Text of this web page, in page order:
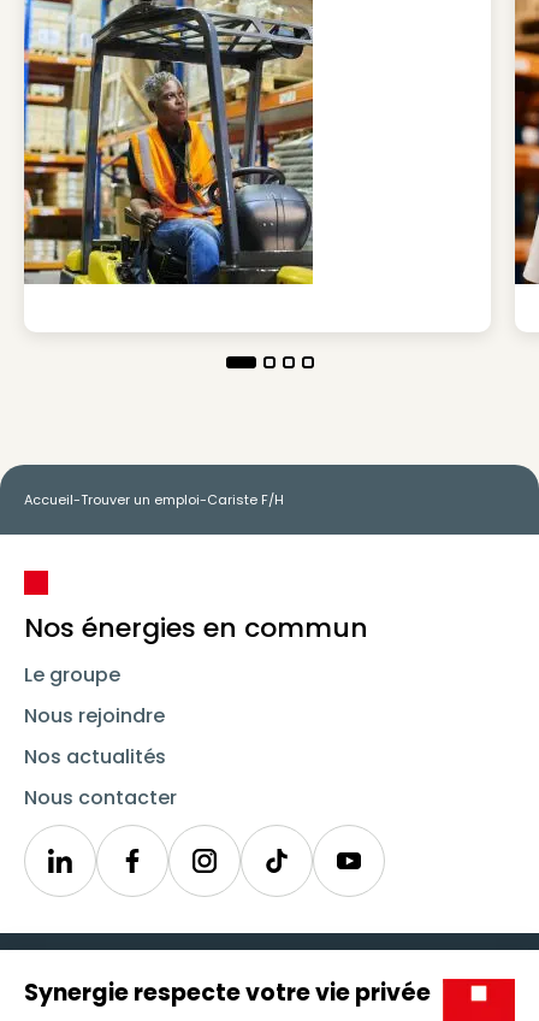
Accueil-Trouver un emploi-Cariste F/H
Nos énergies en commun
Le groupe
Nous rejoindre
Nos actualités
Nous contacter
LinkedinSynergieInstagramTikTok Youtube
Icône d'illustration
Candidats